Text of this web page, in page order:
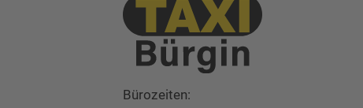
Bürozeiten: